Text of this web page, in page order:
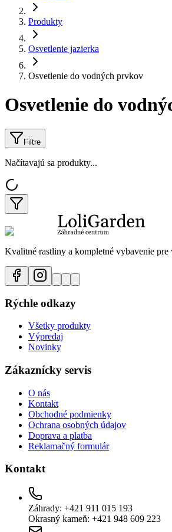
Produkty
Osvetlenie jazierka
Osvetlenie do vodných prvkov
Osvetlenie do
Filtre
Načítavajú sa produkty...
Kvalitné rastliny a kompletné vybavenie pre
Rýchle odkazy
Všetky produkty
Výpredaj
Novinky
Zákaznícky servis
O nás
Kontakt
Obchodné podmienky
Ochrana osobných údajov
Doprava a platba
Reklamačný formulár
Kontakt
Záhrady: +421 911 015 193
Okrasný kameň: +421 948 609 223